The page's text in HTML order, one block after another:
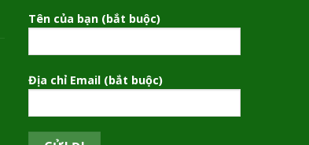
Tên của bạn (bắt buộc)
Địa chỉ Email (bắt buộc)